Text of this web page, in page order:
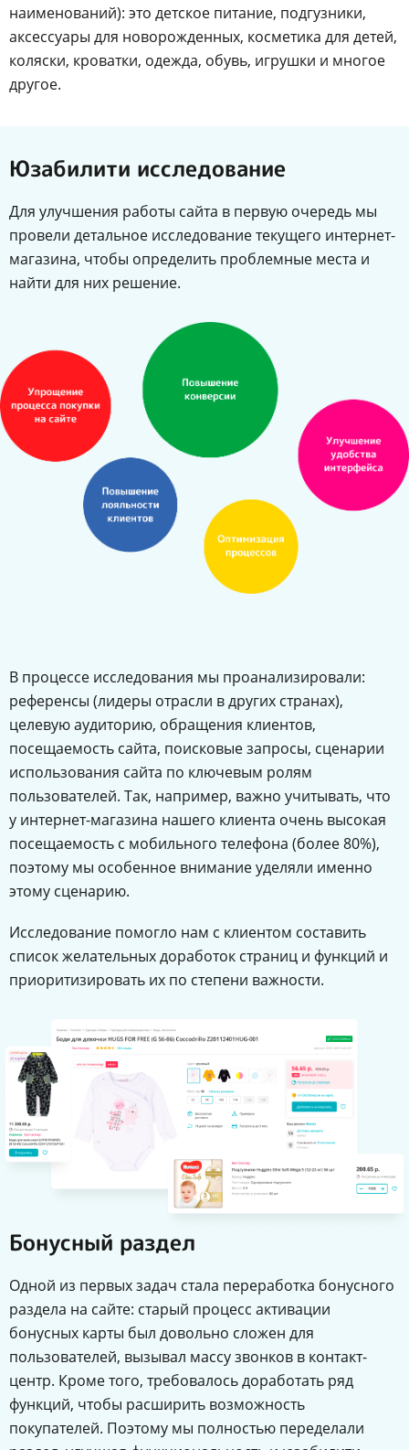
наименований): это детское питание, подгузники,
аксессуары для новорожденных, косметика для детей,
коляски, кроватки, одежда, обувь, игрушки и многое
другое.
Юзабилити исследование
Для улучшения работы сайта в первую очередь мы
провели детальное исследование текущего интернет-
магазина, чтобы определить проблемные места и
найти для них решение.
В процессе исследования мы проанализировали:
референсы (лидеры отрасли в других странах),
целевую аудиторию, обращения клиентов,
посещаемость сайта, поисковые запросы, сценарии
использования сайта по ключевым ролям
пользователей. Так, например, важно учитывать, что
у интернет-магазина нашего клиента очень высокая
посещаемость с мобильного телефона (более 80%),
поэтому мы особенное внимание уделяли именно
этому сценарию.
Исследование помогло нам с клиентом составить
список желательных доработок страниц и функций и
приоритизировать их по степени важности.
Бонусный раздел
Одной из первых задач стала переработка бонусного
раздела на сайте: старый процесс активации
бонусных карты был довольно сложен для
пользователей, вызывал массу звонков в контакт-
центр. Кроме того, требовалось доработать ряд
функций, чтобы расширить возможность
покупателей. Поэтому мы полностью переделали